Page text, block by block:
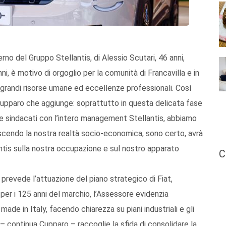
del Gruppo Stellantis, di Alessio Scutari, 46 anni,
è motivo di orgoglio per la comunità di Francavilla e in
risorse umane ed eccellenze professionali. Così
che aggiunge: soprattutto in questa delicata fase
con l’intero management Stellantis, abbiamo
la nostra realtà socio-economica, sono certo, avrà
sulla nostra occupazione e sul nostro apparato
l’attuazione del piano strategico di Fiat,
i 125 anni del marchio, l’Assessore evidenzia
in Italy, facendo chiarezza su piani industriali e gli